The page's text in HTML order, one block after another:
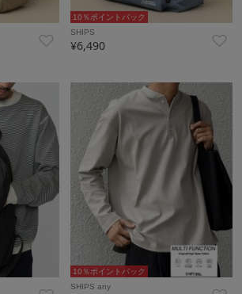
10％ポイントバック
SHIPS
¥6,490
10％ポイントバック
SHIPS any